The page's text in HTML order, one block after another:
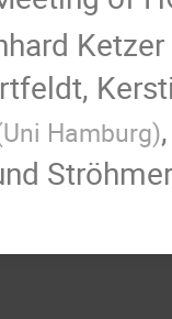
Ketzer
,
Uni Hamburg)
Ströhmer